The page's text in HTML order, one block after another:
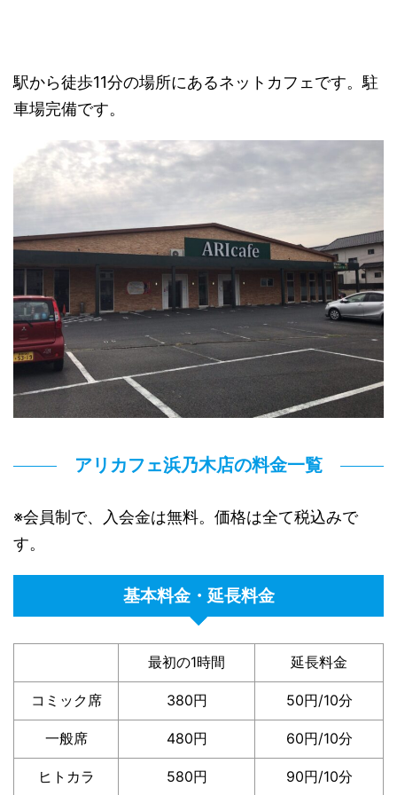
駅から徒歩11分の場所にあるネットカフェです。駐
車場完備です。
アリカフェ浜乃木店の料金一覧
※会員制で、入会金は無料。価格は全て税込みで
す。
基本料金・延長料金
最初の1時間 延長料金
コミック席 380円 50円/10分
一般席 480円 60円/10分
ヒトカラ 580円 90円/10分